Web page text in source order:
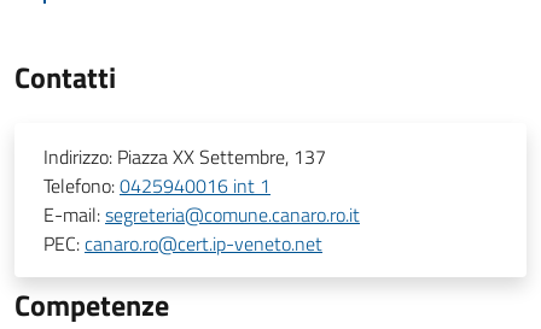
Contatti
Indirizzo: Piazza XX Settembre, 137
Telefono:0425940016 int 1
E-mail:segreteria@comune.canaro.ro.it
PEC:canaro.ro@cert.ip-veneto.net
Competenze